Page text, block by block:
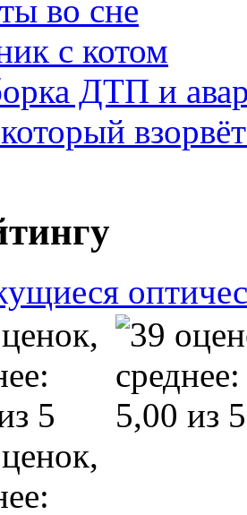
во сне
с котом
ДТП и